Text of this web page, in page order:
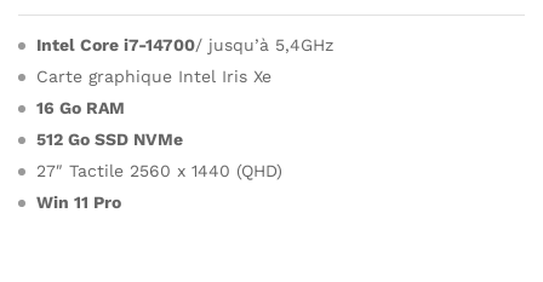
Intel Core i7-14700/ jusqu’à 5,4GHz
Carte graphique Intel Iris Xe
16 Go RAM
512 Go SSD NVMe
27″ Tactile 2560 x 1440 (QHD)
Win 11 Pro